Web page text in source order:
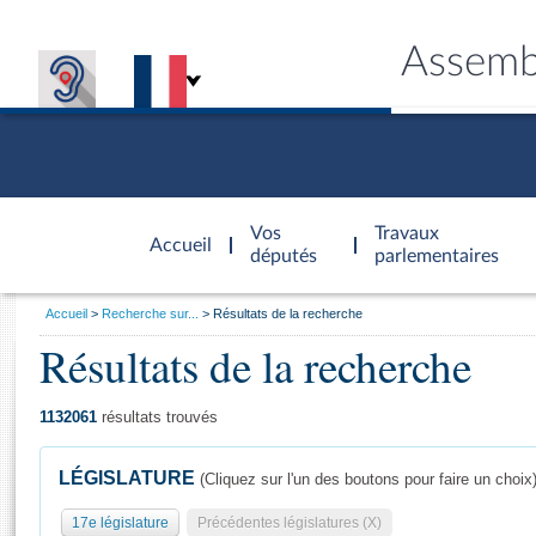
Accueil
d'accueil
Vos
députés
Travaux
parlementaires
Général
Vous
Accueil Recherche sur... Résultats de la recherche
Résultats de la recherche
1132061 résultats trouvés
LÉGISLATURE (Cliquez sur l'un des boutons pour faire un choix)
17e législature Précédentes législatures (X)